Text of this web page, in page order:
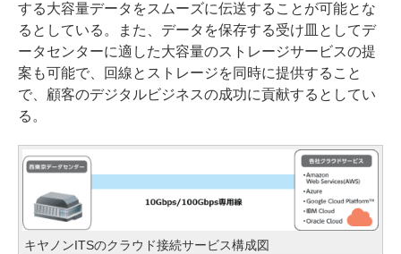
する大容量データをスムーズに伝送することが可能とな
るとしている。また、データを保存する受け皿としてデ
ータセンターに適した大容量のストレージサービスの提
案も可能で、回線とストレージを同時に提供すること
で、顧客のデジタルビジネスの成功に貢献するとしてい
る。
キヤノンITSのクラウド接続サービス構成図